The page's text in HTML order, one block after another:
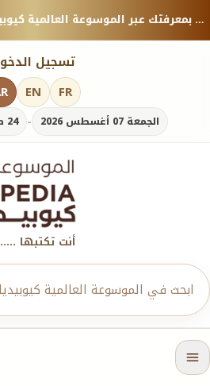
منصة معرفية موثوقة — شارك بمعرفتك عبر الموسوعة العالمية كيوبيديا.
تسجيل
الجمعة 07 أغسطس 2026 - 24 صفر 1448
EN FR
أنت تكتبها